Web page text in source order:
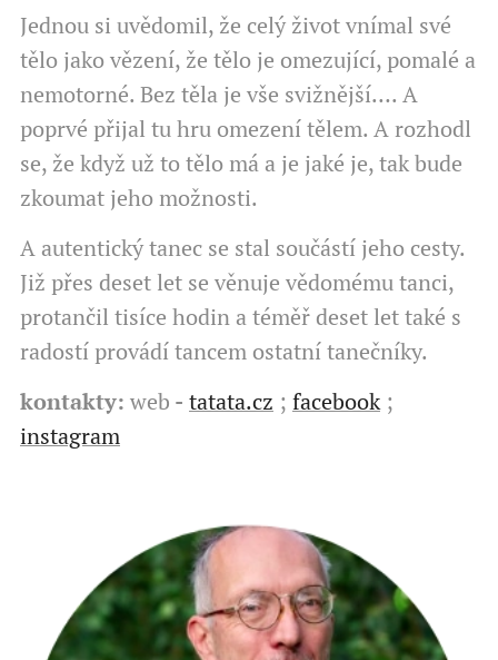
Jednou si uvědomil, že celý život vnímal své
tělo jako vězení, že tělo je omezující, pomalé a
nemotorné. Bez těla je vše svižnější…. A
poprvé přijal tu hru omezení tělem. A rozhodl
se, že když už to tělo má a je jaké je, tak bude
zkoumat jeho možnosti.
A autentický tanec se stal součástí jeho cesty.
Již přes deset let se věnuje vědomému tanci,
protančil tisíce hodin a téměř deset let také s
radostí provádí tancem ostatní tanečníky.
kontakty: web - tatata.cz ; facebook;
instagram